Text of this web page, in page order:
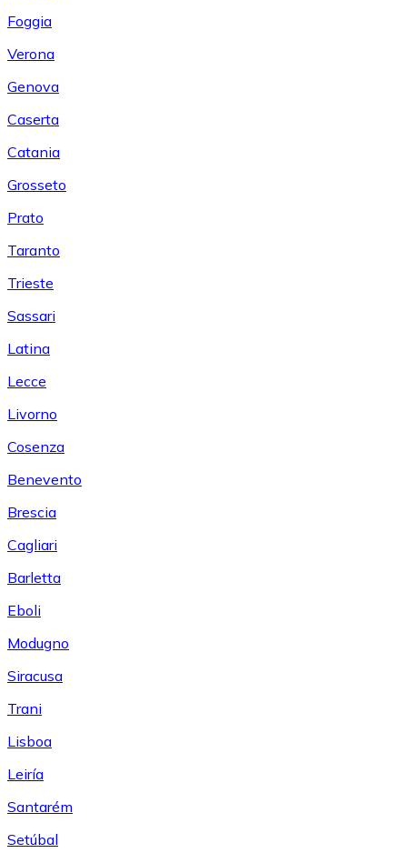
Foggia
Verona
Genova
Caserta
Catania
Grosseto
Prato
Taranto
Trieste
Sassari
Latina
Lecce
Livorno
Cosenza
Benevento
Brescia
Cagliari
Barletta
Eboli
Modugno
Siracusa
Trani
Lisboa
Leiría
Santarém
Setúbal